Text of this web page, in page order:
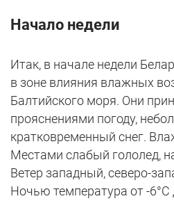
Начало недели
Итак, в начале недели
в зоне влияния влажных
Балтийского моря. Они
прояснениями погоду,
кратковременный снег.
Местами слабый гололед,
Ветер западный, северо-
Ночью температура от -6°C